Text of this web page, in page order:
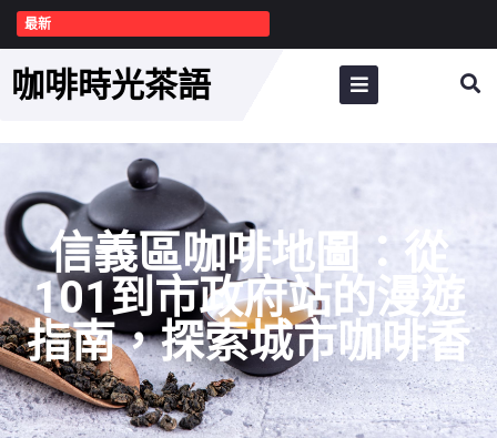
最新
咖啡時光茶語
信義區咖啡地圖：從
101到市政府站的漫遊
指南，探索城市咖啡香